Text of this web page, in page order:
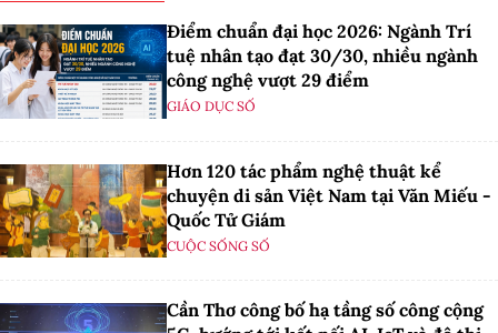
Điểm chuẩn đại học 2026: Ngành Trí
tuệ nhân tạo đạt 30/30, nhiều ngành
công nghệ vượt 29 điểm
GIÁO DỤC SỐ
Hơn 120 tác phẩm nghệ thuật kể
chuyện di sản Việt Nam tại Văn Miếu -
Quốc Tử Giám
CUỘC SỐNG SỐ
Cần Thơ công bố hạ tầng số công cộng